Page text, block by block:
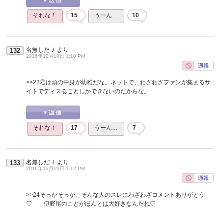
それな！ 15 うーん… 10
132 名無しだＪ より
2016年12月10日 1:10 PM
>>23君は頭の中身が幼稚だな。ネットで、わざわざファンが集まるサ
イトでディスることしかできないのだからな。
それな！ 17 うーん… 7
133 名無しだＪ より
2016年12月10日 1:12 PM
>>24そっかそっか。そんな人のスレにわざわざコメントありがとう
♡ 伊野尾のことがほんとは大好きなんだね♡